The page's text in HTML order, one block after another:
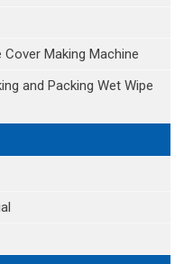
Making Machine
and Packing Wet Wipe